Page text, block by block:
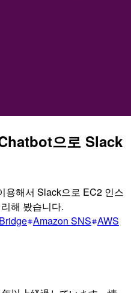
으로 Slack
용해서 Slack으로 EC2 인스
해 봤습니다.
Amazon SNS AWS